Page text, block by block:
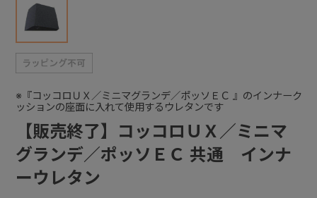
【販売終了】コッコロＵＸ／ミニマ
グランデ／ポッソＥＣ 共通 インナ
ーウレタン
※『コッコロＵＸ／ミニマグランデ／ポッソＥＣ 』のインナーク
ッションの座面に入れて使用するウレタンです